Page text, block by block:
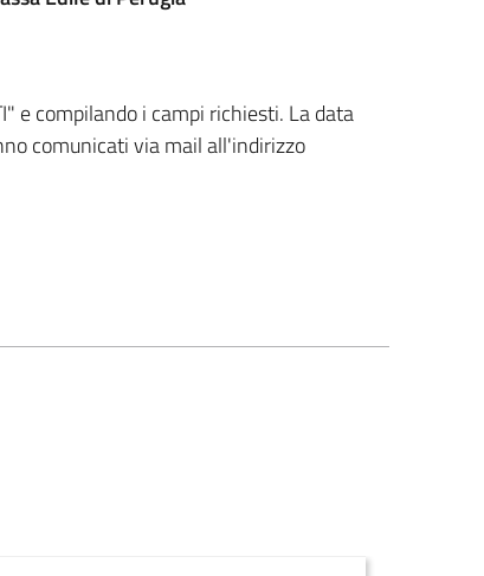
e compilando i campi richiesti. La data
comunicati via mail all'indirizzo